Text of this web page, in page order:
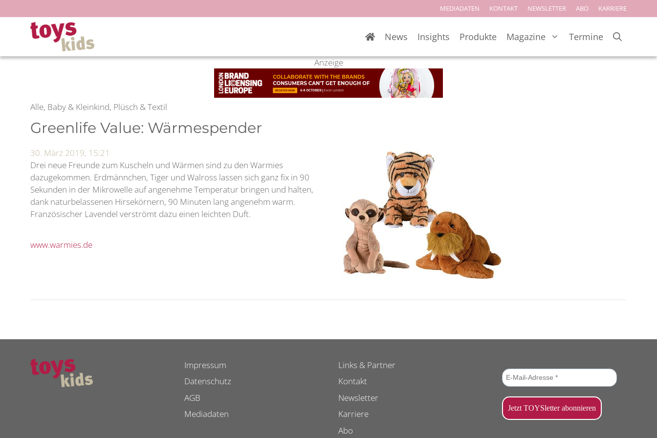
Inhalt
springen
MEDIADATEN KONTAKT NEWSLETTER ABO KARRIERE
News Insights Produkte Magazine Termine
Anzeige
Alle, Baby & Kleinkind, Plüsch & Textil
Greenlife Value: Wärmespender
30. März 2019, 15:21
Drei neue Freunde zum Kuscheln und Wärmen sind zu den Warmies
dazugekommen. Erdmännchen, Tiger und Walross lassen sich ganz fix in 90
Sekunden in der Mikrowelle auf angenehme Temperatur bringen und halten,
dank naturbelassenen Hirsekörnern, 90 Minuten lang angenehm warm.
Französischer Lavendel verströmt dazu einen leichten Duft.
www.warmies.de
Impressum
Datenschutz
AGB
Mediadaten
Links & Partner
Kontakt
Newsletter
Karriere
Abo